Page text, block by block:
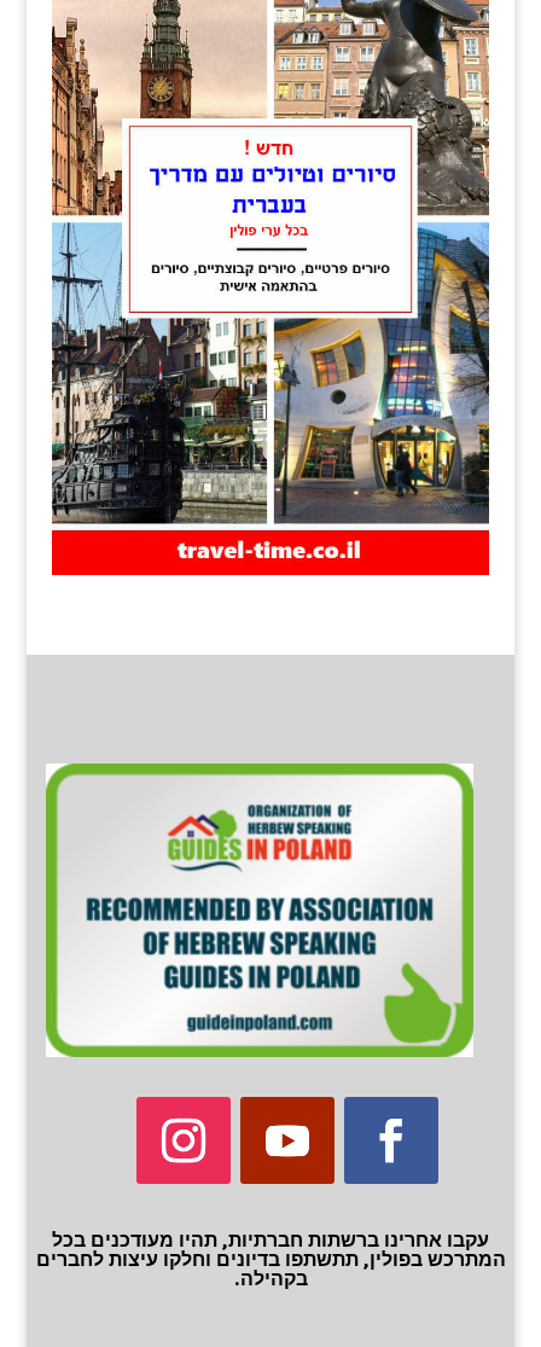
עקבו אחרינו ברשתות חברתיות, תהיו מעודכנים בכל
המתרכש בפולין, תתשתפו בדיונים וחלקו עיצות לחברים
בקהילה.